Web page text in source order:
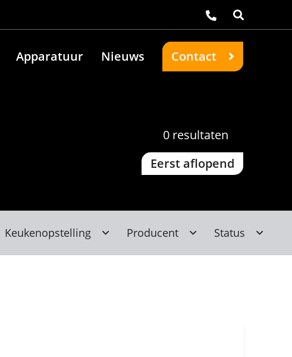
0resultaten
Eerst aflopend
Keukenopstelling Producent Status
Contact
Apparatuur Nieuws